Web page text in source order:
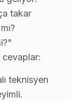
Türkoba,
Teşhis ve
sistemi
Bilgisi:
2024),
takar
teknisyen